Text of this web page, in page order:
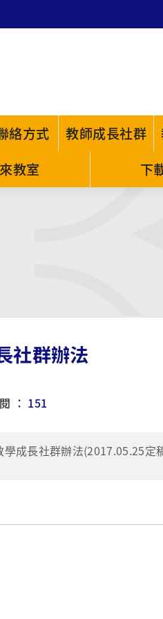
絡方式 教師成長社群
教室 下
社群辦法
： 151
成長社群辦法(2017.05.25定